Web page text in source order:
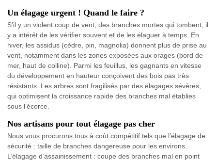
Un élagage urgent ! Quand le faire ?
S’il y un violent coup de vent, des branches mortes qui tombent, il
y a intérêt de les vérifier souvent et de les élaguer à temps. En
hiver, les assidus (cèdre, pin, magnolia) donnent plus de prise au
vent, notamment dans les zones exposées aux orages (bord de
mer, haut de colline). Parmi les feuillus, les gagnants en vitesse
du développement en hauteur conçoivent des bois pas très
résistants. Les arbres sont fragilisés par des élagages sévères,
qui optimisent la croissance rapide des branches mal établies
sous l’écorce.
Nos artisans pour tout élagage pas cher
Nous vous procurons tous à coût compétitif tels que l’élagage de
sécurité : taille de branches dangereuse pour les environs.
L’élagage d’assainissement : coupe des branches mal en point